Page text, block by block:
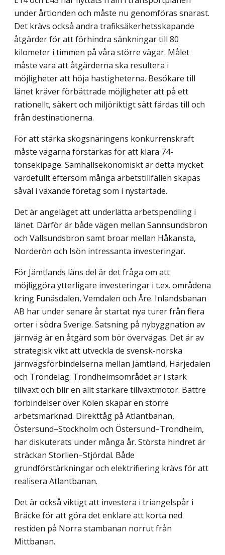
under årtionden och måste nu genomföras snarast.
Det krävs också andra trafiksäkerhetsskapande
åtgärder för att förhindra sänkningar till 80
kilometer i timmen på våra större vägar. Målet
måste vara att åtgärderna ska resultera i
möjligheter att höja hastigheterna. Besökare till
länet kräver förbättrade möjligheter att på ett
rationellt, säkert och miljöriktigt sätt färdas till och
från destinationerna.
För att stärka skogsnäringens konkurrenskraft
måste vägarna förstärkas för att klara 74-
tonsekipage. Samhällsekonomiskt är detta mycket
värdefullt eftersom många arbetstillfällen skapas
såväl i växande företag som i nystartade.
Det är angeläget att underlätta arbetspendling i
länet. Därför är både vägen mellan Sannsundsbron
och Vallsundsbron samt broar mellan Håkansta,
Norderön och Isön intressanta investeringar.
För Jämtlands läns del är det fråga om att
möjliggöra ytterligare investeringar i t.ex. områdena
kring Funäsdalen, Vemdalen och Åre. Inlandsbanan
AB har under senare år startat nya turer från flera
orter i södra Sverige. Satsning på nybyggnation av
järnväg är en åtgärd som bör övervägas. Det är av
strategisk vikt att utveckla de svensk-norska
järnvägsförbindelserna mellan Jämtland, Härjedalen
och Tröndelag. Trondheims­området är i stark
tillväxt och blir en allt starkare tillväxtmotor. Bättre
förbindelser över Kölen skapar en större
arbetsmarknad. Direkttåg på Atlantbanan,
Östersund–Stockholm och Östersund–Trondheim,
har diskuterats under många år. Största hindret är
sträckan Storlien–Stjördal. Både
grundförstärkningar och elektrifiering krävs för att
realisera Atlantbanan.
Det är också viktigt att investera i triangelspår i
Bräcke för att göra det enklare att korta ned
restiden på Norra stambanan norrut från
Mittbanan.